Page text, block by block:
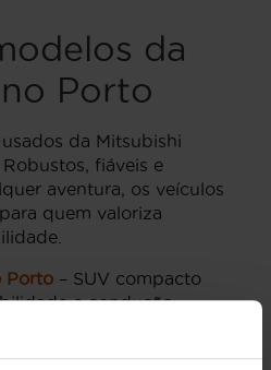
da
Porto
da Mitsubishi
fiáveis e
aventura, os veículos
quem valoriza
Porto – SUV compacto
e condução
no Porto– SUV familiar